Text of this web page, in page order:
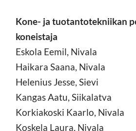
Kone- ja tuotantotekniikan
koneistaja
Eskola Eemil, Nivala
Haikara Saana, Nivala
Helenius Jesse, Sievi
Kangas Aatu, Siikalatva
Korkiakoski Kaarlo, Nivala
Koskela Laura, Nivala